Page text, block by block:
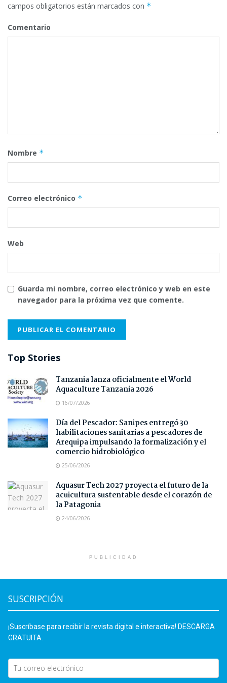
campos obligatorios están marcados con *
Comentario
Nombre *
Correo electrónico *
Web
Guarda mi nombre, correo electrónico y web en este
navegador para la próxima vez que comente.
Top Stories
Tanzania lanza oficialmente el World
Aquaculture Tanzania 2026
16/07/2026
Día del Pescador: Sanipes entregó 30
habilitaciones sanitarias a pescadores de
Arequipa impulsando la formalización y el
comercio hidrobiológico
25/06/2026
Aquasur Tech 2027 proyecta el futuro de la
acuicultura sustentable desde el corazón de
la Patagonia
24/06/2026
PUBLICIDAD
SUSCRIPCIÓN
¡Suscríbase para recibir la revista digital e interactiva! DESCARGA
GRATUITA.